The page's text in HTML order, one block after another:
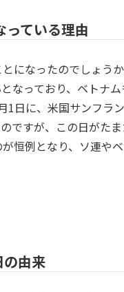
っている理由
になったのでしょう
なっており、ベトナ
1日に、米国サンフラ
ですが、この日がた
恒例となり、ソ連や
の由来